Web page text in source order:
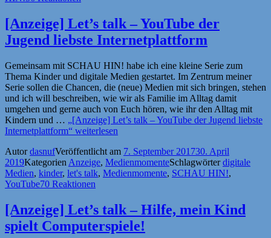
[Anzeige] Let’s talk – YouTube der
Jugend liebste Internetplattform
Gemeinsam mit SCHAU HIN! habe ich eine kleine Serie zum
Thema Kinder und digitale Medien gestartet. Im Zentrum meiner
Serie sollen die Chancen, die (neue) Medien mit sich bringen, stehen
und ich will beschreiben, wie wir als Familie im Alltag damit
umgehen und gerne auch von Euch hören, wie ihr den Alltag mit
Kindern und … „[Anzeige] Let’s talk – YouTube der Jugend liebste
Internetplattform“ weiterlesen
AutordasnufVeröffentlicht am 7. September 201730. April
2019Kategorien Anzeige, MedienmomenteSchlagwörterdigitale
Medien, kinder, let's talk, Medienmomente, SCHAU HIN!,
YouTube70 Reaktionen
[Anzeige] Let’s talk – Hilfe, mein Kind
spielt Computerspiele!